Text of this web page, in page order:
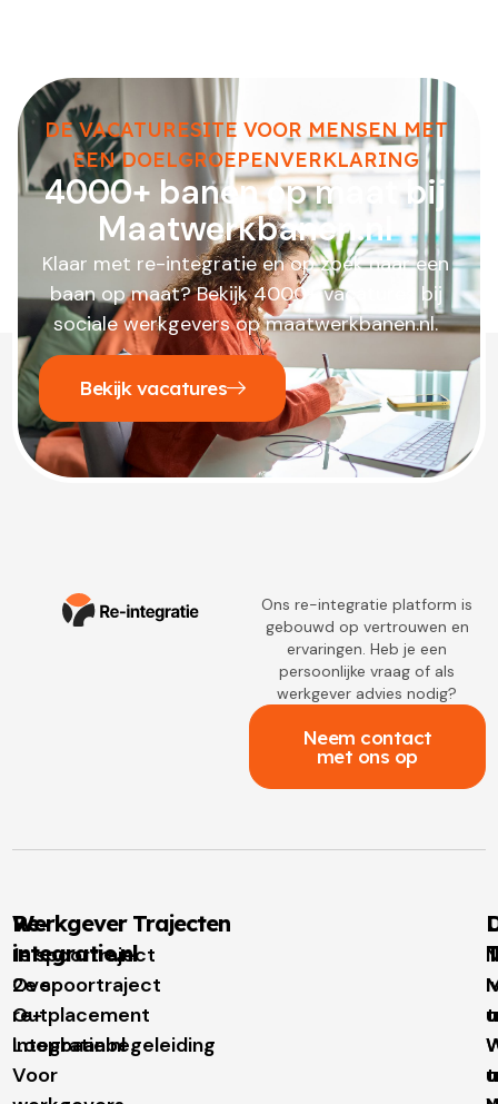
DE VACATURESITE VOOR MENSEN MET
EEN DOELGROEPENVERKLARING
4000+ banen op maat bij
Maatwerkbanen.nl
Klaar met re-integratie en op zoek naar een
baan op maat? Bekijk 4000+ vacatures bij
sociale werkgevers op maatwerkbanen.nl.
Bekijk vacatures
Ons re-integratie platform is
gebouwd op vertrouwen en
ervaringen. Heb je een
persoonlijke vraag of als
werkgever advies nodig?
Neem contact
met ons op
Re-
integratie.nl
Over
re-
integratie.nl
Voor
Werkgever Trajecten
1e spoortraject
2e spoortraject
Outplacement
Loopbaanbegeleiding